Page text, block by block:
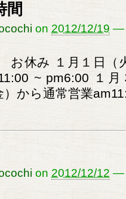
間
on 2012/12/19 —
お休み １月１日（
~ pm6:00 １
）から通常営業
on 2012/12/12 —